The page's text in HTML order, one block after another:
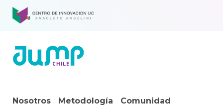
Nosotros Metodología Comunidad